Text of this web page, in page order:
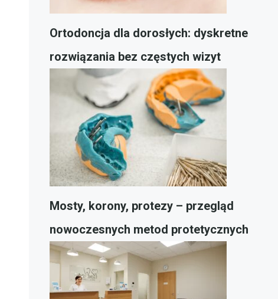
Ortodoncja dla dorosłych: dyskretne
rozwiązania bez częstych wizyt
Mosty, korony, protezy – przegląd
nowoczesnych metod protetycznych